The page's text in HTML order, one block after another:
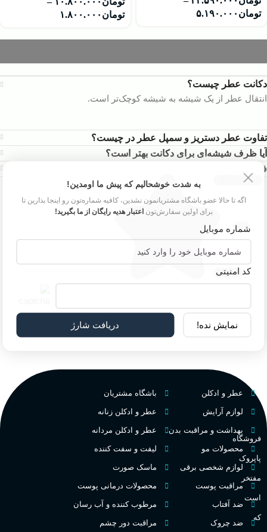
تومان ۵.۱۹۰.۰۰۰
تومان ۱.۸۰۰.۰۰۰
دکانت عطر چیست؟
انتقال عطر از یک شیشه به شیشه کوچک‌تر است.
تفاوت عطر دستریز و سمپل عطر در چیست؟
آیا ظرف شیشه‌ای برای دکانت بهتر است؟
فواید دکانت عطر چه چیز‌هایی هستند؟
فروشگاه
پاپروک
مفتخر
است
که
عطر و ادکلن
لوازم آرایش
بهداشت و مراقبت بدن
محصولات مو
لوازم شخصی برقی
مراقبت پوست
ضد آفتاب
ضد چروک
باشگاه مشتریان
عطر و ادکلن زنانه
عطر و ادکلن مردانه
لیفت و سفت کننده
ماسک صورت
محصولات درمانی پوست
مرطوب کننده و آب رسان
مراقبت دور چشم
به شدت خوشحالیم که پیش ما اومدین!
اگه تا حالا عضو باشگاه مشتریانمون نشدین، کافیه شماره‌تون رو اینجا بذارین تا
برای اولین سفارش‌توناعتبار هدیه رایگان از ما بگیرید!
شماره موبایل
کد امنیتی
نمایش نده! دریافت شارژ